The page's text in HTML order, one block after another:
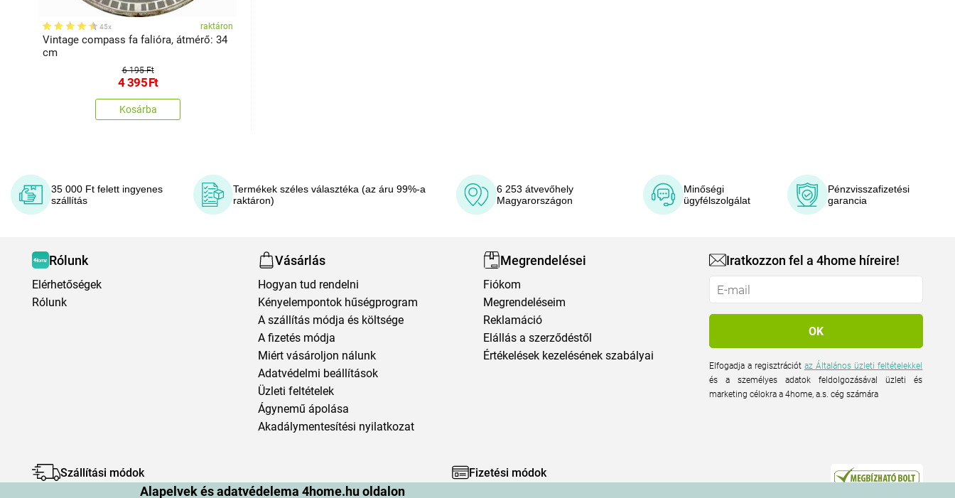
Alapelvek és adatvédelema 4home.hu oldalon
45x raktáron
Vintage compass fa falióra, átmérő: 34
cm
6 195 Ft
4 395Ft
Kosárba
35 000 Ft felett ingyenes
szállítás
Termékek széles választéka (az áru 99%-a
raktáron)
6 253 átvevőhely
Magyarországon
Minőségi
ügyfélszolgálat
Pénzvisszafizetési
garancia
Rólunk
Elérhetőségek
Rólunk
Vásárlás
Hogyan tud rendelni
Kényelempontok hűségprogram
A szállítás módja és költsége
A fizetés módja
Miért vásároljon nálunk
Adatvédelmi beállítások
Üzleti feltételek
Ágynemű ápolása
Akadálymentesítési nyilatkozat
Megrendelései
Fiókom
Megrendeléseim
Reklamáció
Elállás a szerződéstől
Értékelések kezelésének szabályai
Iratkozzon fel a 4home híreire!
Elfogadja a regisztrációtaz Általános üzleti feltételekkel
és a személyes adatok feldolgozásával üzleti és
marketing célokra a 4home, a.s. cég számára
Szállítási módok Fizetési módok